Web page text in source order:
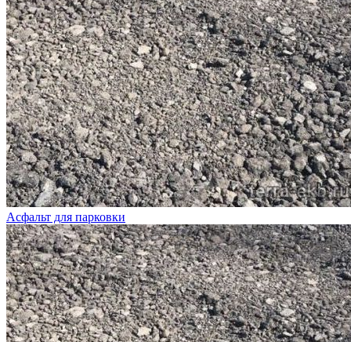
Асфальт для парковки